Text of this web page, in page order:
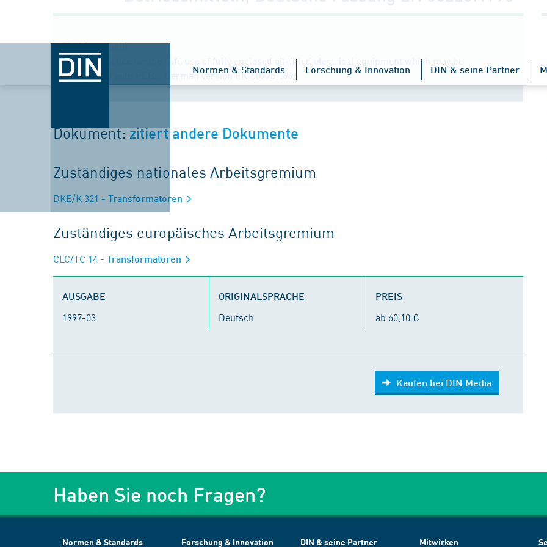
Normen & Standards Forschung & Innovation DIN & seine Partner
Titel (englisch)
Code of practice for the safe use of fully enclosed oil-filled electrical equipment which may be
contamined with PCBs; German version EN 50225:1996
Dokument:zitiert andere Dokumente
Zuständiges nationales Arbeitsgremium
DKE/K 321 - Transformatoren
Zuständiges europäisches Arbeitsgremium
CLC/TC 14 - Transformatoren
AUSGABE
1997-03
ORIGINALSPRACHE
Deutsch
PREIS
ab 60,10 €
Kaufen bei DIN Media
Haben Sie noch Fragen?
Normen & Standards Forschung & Innovation DIN & seine Partner Mitwirken